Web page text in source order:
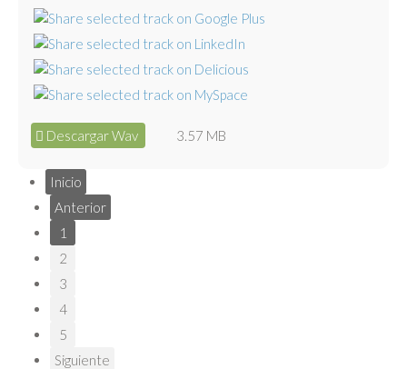
Descargar Wav 3.57 MB
Inicio
Anterior
1
2
3
4
5
Siguiente